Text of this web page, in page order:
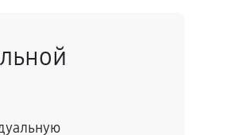
Заказать